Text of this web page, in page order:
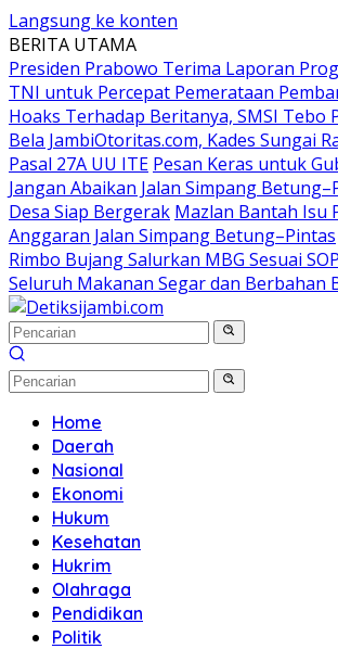
Langsung ke konten
BERITA UTAMA
Presiden Prabowo Terima Laporan
TNI untuk Percepat Pemerataan
Hoaks Terhadap Beritanya, SMSI Tebo
Bela JambiOtoritas.com, Kades Sungai
Pasal 27A UU ITE Pesan Keras untuk
Jangan Abaikan Jalan Simpang
Desa Siap Bergerak Mazlan Bantah Isu
Anggaran Jalan Simpang Betung–Pintas
Rimbo Bujang Salurkan MBG Sesuai
Seluruh Makanan Segar dan Berbahan
Home
Daerah
Nasional
Ekonomi
Hukum
Kesehatan
Hukrim
Olahraga
Pendidikan
Politik